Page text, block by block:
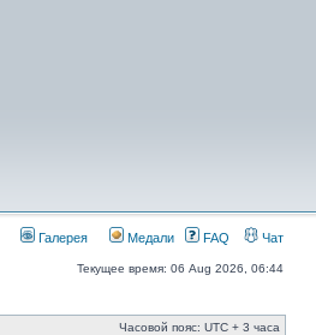
Галерея Медали FAQ Чат
Текущее время: 06 Aug 2026, 06:44
Часовой пояс: UTC + 3 часа